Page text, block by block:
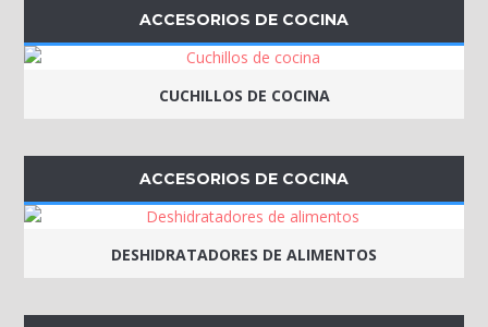
ACCESORIOS DE COCINA
CUCHILLOS DE COCINA
ACCESORIOS DE COCINA
DESHIDRATADORES DE ALIMENTOS